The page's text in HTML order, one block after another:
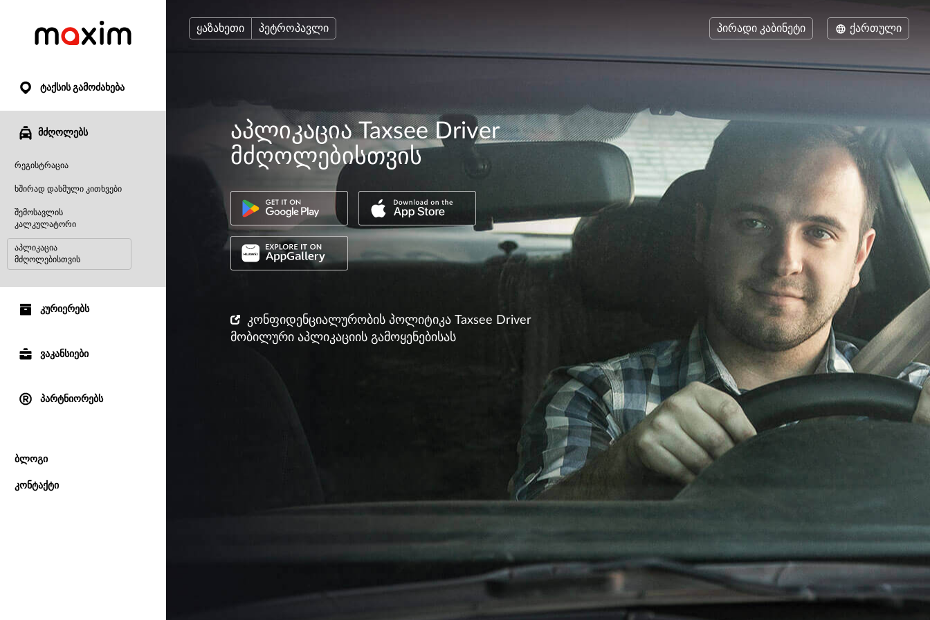
ტაქსის გამოძახება
მძღოლებს
რეგისტრაცია
ხშირად დასმული კითხვები
შემოსავლის
კალკულატორი
აპლიკაცია
მძღოლებისთვის
კურიერებს
ვაკანსიები
პარტნიორებს
ბლოგი
კონტაქტი
ყაზახეთი პეტროპავლი პირადი კაბინეტი ქართული
აპლიკაცია Taxsee Driver
მძღოლებისთვის
კონფიდენციალურობის პოლიტიკა Taxsee Driver
მობილური აპლიკაციის გამოყენებისას